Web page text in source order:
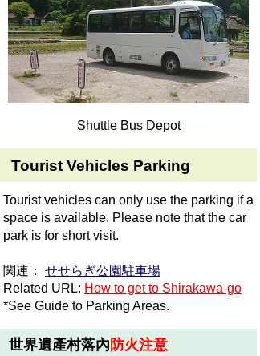
Shuttle Bus Depot
Tourist Vehicles Parking
Tourist vehicles can only use the parking if a
space is available. Please note that the car
park is for short visit.
関連： せせらぎ公園駐車場
Related URL: How to get to Shirakawa-go
*See Guide to Parking Areas.
世界遺產村落內 防火注意